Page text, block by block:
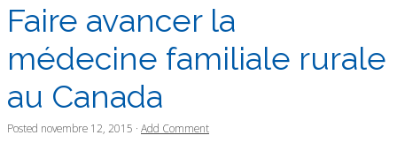
Faire avancer la
médecine familiale rurale
au Canada
Posted novembre 12, 2015 · Add Comment